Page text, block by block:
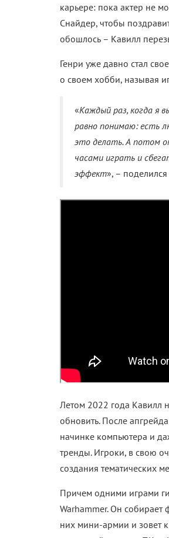
карьере: пока актер не
Снайдер, чтобы
обошлось – Кавилл
Генри уже давно стал
о своем хобби, называя
«Каждый раз, когда я
равно понимаю: есть
это делать. А потом
часами играть и
эффект», – поделился
Летом 2022 года Кавилл
обновить. После
начинке компьютера и
тренды. Игроки, в свою
создания тематических
Причем одними играми
Warhammer. Он собирает
них мини-армии и зовет